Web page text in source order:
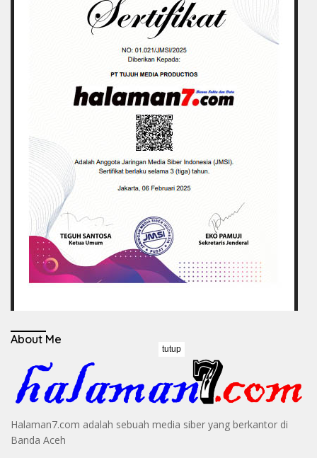
About Me
Halaman7.com adalah sebuah media siber yang berkantor di
Banda Aceh
tutup